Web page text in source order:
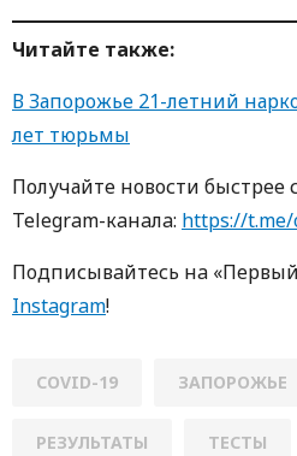
Читайте также:
В Запорожье 21-летний
лет тюрьмы
Получайте новости
Telegram-кaнaлa: https://t.me/
Пoдписывaйтесь нa
Instagram!
COVID-19 ЗАПОРОЖЬЕ
РЕЗУЛЬТАТЫ ТЕСТЫ